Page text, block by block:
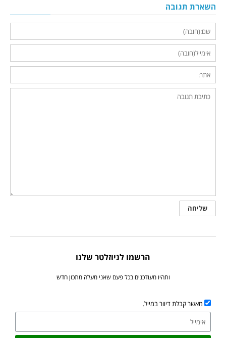
השארת תגובה
הרשמו לניוזלטר שלנו
ותהיו מעודכנים בכל פעם שאני מעלה מתכון חדש
מאשר קבלת דיוור במייל.